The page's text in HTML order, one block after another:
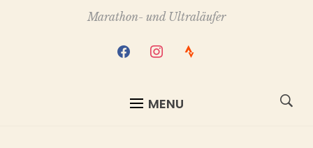
Marathon- und Ultraläufer
facebookinstagram
strava
MENU